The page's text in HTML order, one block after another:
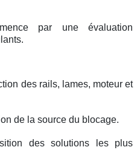
par une évaluation
des rails, lames, moteur et
de la source du blocage.
des solutions les plus